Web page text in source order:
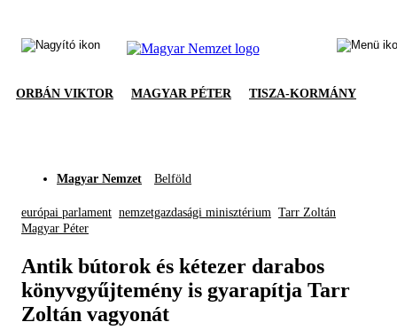
ORBÁN VIKTOR MAGYAR PÉTER TISZA-KORMÁNY
Magyar Nemzet Belföld
európai parlament nemzetgazdasági minisztérium Tarr Zoltán
Magyar Péter
Antik bútorok és kétezer darabos
könyvgyűjtemény is gyarapítja Tarr
Zoltán vagyonát